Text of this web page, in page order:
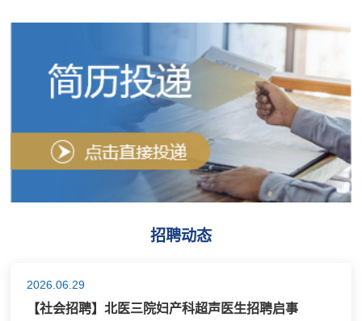
招聘动态
2026.06.29
【社会招聘】北医三院妇产科超声医生招聘启事